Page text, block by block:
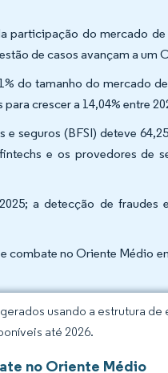
participação do mercado
de casos avançam a um
do tamanho do mercado
crescer a 14,04% entre
seguros (BFSI) deteve
e os provedores de
a detecção de fraudes
combate no Oriente Médio
usando a estrutura
até 2026.
no Oriente Médio